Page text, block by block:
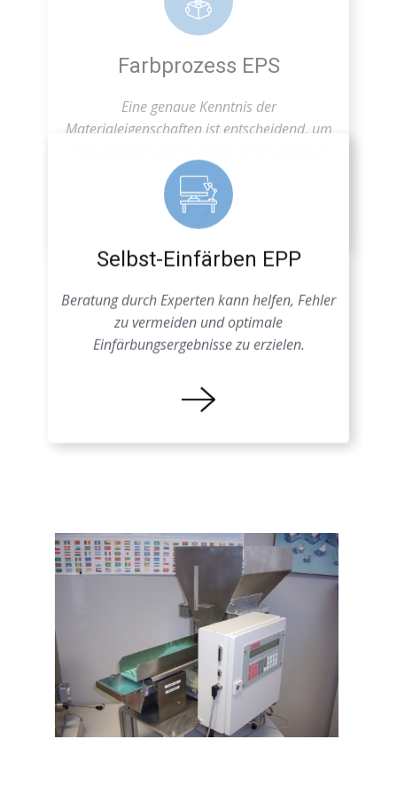
Farbstabilität und Qualität sicherzustellen.
Selbst-Einfärben EPP
Beratung durch Experten kann helfen, Fehler
zu vermeiden und optimale
Einfärbungsergebnisse zu erzielen.